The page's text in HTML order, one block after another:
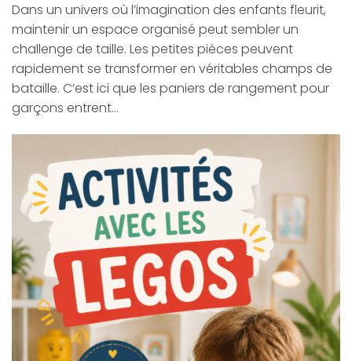
Dans un univers où l’imagination des enfants fleurit,
maintenir un espace organisé peut sembler un
challenge de taille. Les petites pièces peuvent
rapidement se transformer en véritables champs de
bataille. C’est ici que les paniers de rangement pour
garçons entrent…